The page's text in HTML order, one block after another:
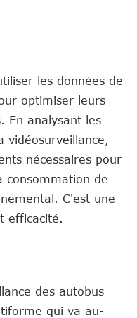
les données de
optimiser leurs
En analysant les
vidéosurveillance,
nécessaires pour
de
C'est une
efficacité.
des autobus
qui va au-